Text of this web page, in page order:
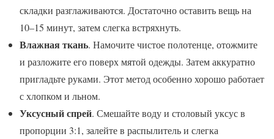
складки разглаживаются. Достаточно оставить вещь на
10–15 минут, затем слегка встряхнуть.
Влажная ткань. Намочите чистое полотенце, отожмите
и разложите его поверх мятой одежды. Затем аккуратно
пригладьте руками. Этот метод особенно хорошо работает
с хлопком и льном.
Уксусный спрей. Смешайте воду и столовый уксус в
пропорции 3:1, залейте в распылитель и слегка